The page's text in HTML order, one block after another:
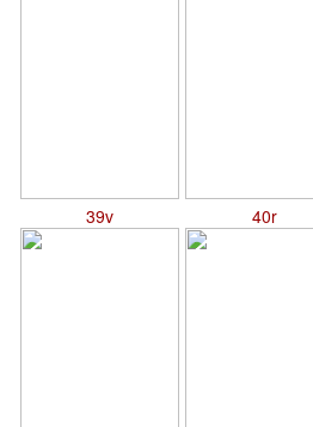
39v 40r